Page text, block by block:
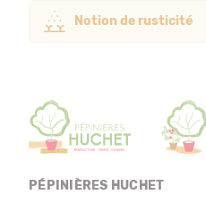
Notion de rusticité
PÉPINIÈRES HUCHET